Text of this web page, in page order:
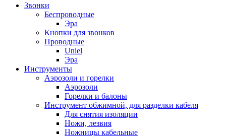
Звонки
Беспроводные
Эра
Кнопки для звонков
Проводные
Uniel
Эра
Инструменты
Аэрозоли и горелки
Аэрозоли
Горелки и балоны
Инструмент обжимной, для разделки кабеля
Для снятия изоляции
Ножи, лезвия
Ножницы кабельные